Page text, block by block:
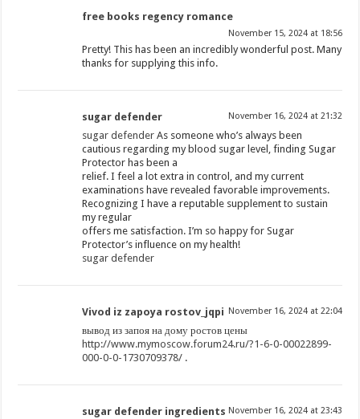
free books regency romance
November 15, 2024 at 18:56
Pretty! This has been an incredibly wonderful post. Many
thanks for supplying this info.
sugar defender November 16, 2024 at 21:32
sugar defender As someone who’s always been
cautious regarding my blood sugar level, finding Sugar
Protector has been a
relief. I feel a lot extra in control, and my current
examinations have revealed favorable improvements.
Recognizing I have a reputable supplement to sustain
my regular
offers me satisfaction. I’m so happy for Sugar
Protector’s influence on my health!
sugar defender
Vivod iz zapoya rostov_jqpi November 16, 2024 at 22:04
вывод из запоя на дому ростов цены
http://www.mymoscow.forum24.ru/?1-6-0-00022899-
000-0-0-1730709378/ .
sugar defender ingredients November 16, 2024 at 23:43